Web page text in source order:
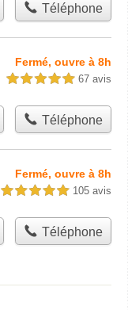
Téléphone
Fermé, ouvre à 8h
5,0 étoiles sur 5 67 avis
Téléphone
Fermé, ouvre à 8h
5,0 étoiles sur 5 105 avis
Téléphone